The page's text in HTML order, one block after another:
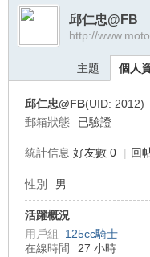
›
邱仁忠@FB
http://
主題 個人
邱仁忠@FB(UID: 2012)
郵箱狀態
已驗證
統計信息 好友數 0 | 回
性別 男
活躍概況
用戶組 125cc騎士
在線時間
27 小時